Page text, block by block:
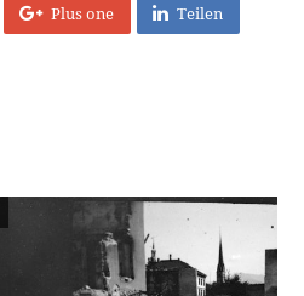
Plus one Teilen